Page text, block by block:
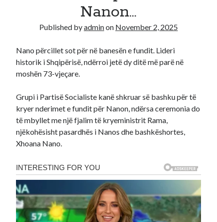
Recent CommentsNanon…
Published byadminon November 2, 2025
Nano përcillet sot për në banesën e fundit. Lideri
historik i Shqipërisë, ndërroi jetë dy ditë më parë në
moshën 73-vjeçare.
Grupi i Partisë Socialiste kanë shkruar së bashku për të
kryer nderimet e fundit për Nanon, ndërsa ceremonia do
të mbyllet me një fjalim të kryeministrit Rama,
njëkohësisht pasardhës i Nanos dhe bashkëshortes,
Xhoana Nano.